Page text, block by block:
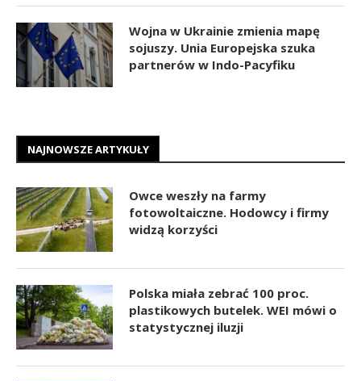
Wojna w Ukrainie zmienia mapę
sojuszy. Unia Europejska szuka
partnerów w Indo-Pacyfiku
NAJNOWSZE ARTYKUŁY
Owce weszły na farmy
fotowoltaiczne. Hodowcy i firmy
widzą korzyści
Polska miała zebrać 100 proc.
plastikowych butelek. WEI mówi o
statystycznej iluzji